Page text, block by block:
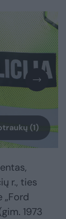
(1)
r., ties
1973